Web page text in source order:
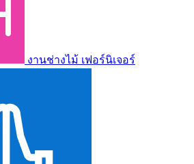
งานช่างไม้ เฟอร์นิเจอร์